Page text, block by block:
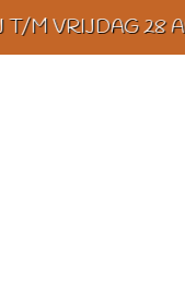
M VRIJDAG 28